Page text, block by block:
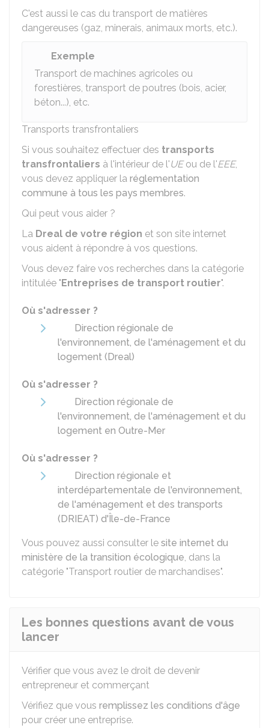
C'est aussi le cas du transport de matières
dangereuses (gaz, minerais, animaux morts, etc.).
Exemple
Transport de machines agricoles ou
forestières, transport de poutres (bois, acier,
béton...), etc.
Transports transfrontaliers
Si vous souhaitez effectuer des transports
transfrontaliers à l'intérieur de l'UEou de l'EEE,
vous devez appliquer la réglementation
commune à tous les pays membres.
Qui peut vous aider ?
La Dreal de votre région et son site internet
vous aident à répondre à vos questions.
Vous devez faire vos recherches dans la catégorie
intitulée "Entreprises de transport routier".
Où s'adresser ?
Direction régionale de
l'environnement, de l'aménagement et du
logement (Dreal)
Où s'adresser ?
Direction régionale de
l'environnement, de l'aménagement et du
logement en Outre-Mer
Où s'adresser ?
Direction régionale et
interdépartementale de l'environnement,
de l'aménagement et des transports
(DRIEAT) d'Île-de-France
Vous pouvez aussi consulter le site internet du
ministère de la transition écologique, dans la
catégorie "Transport routier de marchandises".
Les bonnes questions avant de vous
lancer
Vérifier que vous avez le droit de devenir
entrepreneur et commerçant
Vérifiez que vous remplissez les conditions d'âge
pour créer une entreprise.